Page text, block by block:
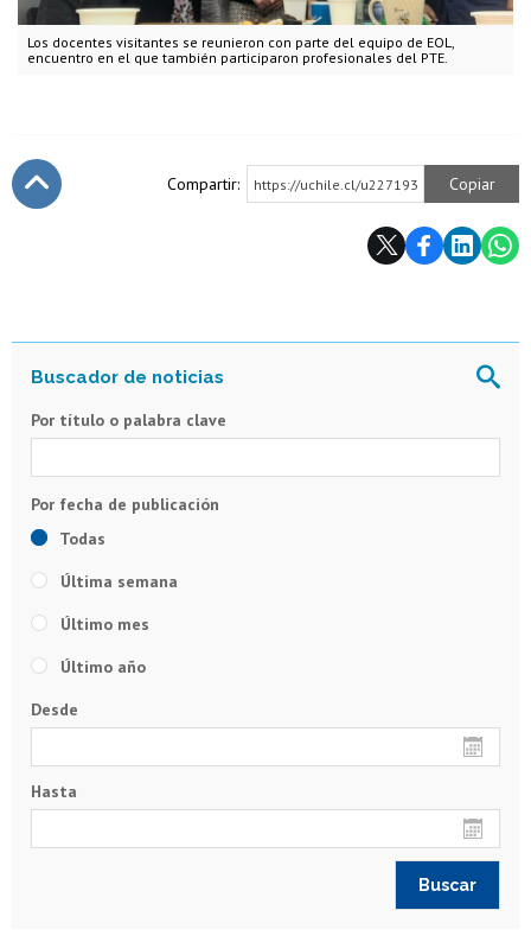
Los docentes visitantes se reunieron con parte del equipo de EOL,
encuentro en el que también participaron profesionales del PTE.
Compartir: https://uchile.cl/u227193 Copiar
Por título o palabra clave
Todas
Última semana
Último mes
Último año
Desde
Hasta